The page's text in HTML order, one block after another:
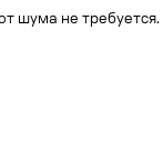
шума не требуется.